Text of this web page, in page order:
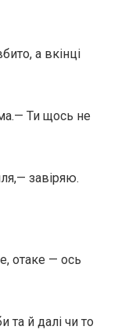
а вкінці
Ти щось не
завіряю.
отаке — ось
та й далі чи то